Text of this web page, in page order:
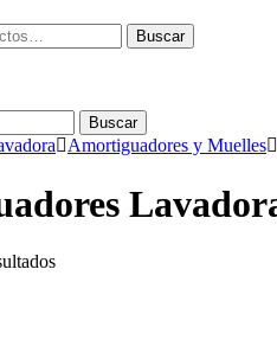
Buscar
Buscar
Amortiguadores y Muelles
Ordenado